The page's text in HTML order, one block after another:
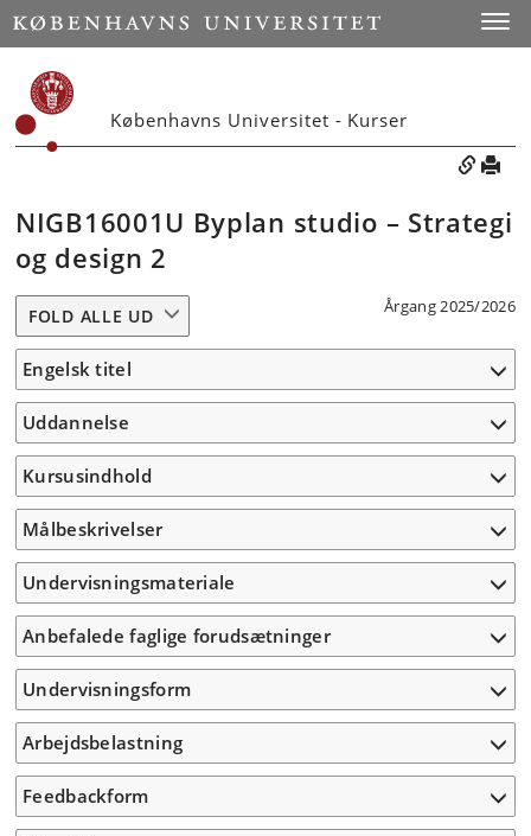
Københavns Universitet - Kurser
NIGB16001U Byplan studio – Strategi
og design 2
Årgang 2025/2026
FOLD ALLE UD
Engelsk titel
Uddannelse
Kursusindhold
Målbeskrivelser
Undervisningsmateriale
Anbefalede faglige forudsætninger
Undervisningsform
Arbejdsbelastning
Feedbackform